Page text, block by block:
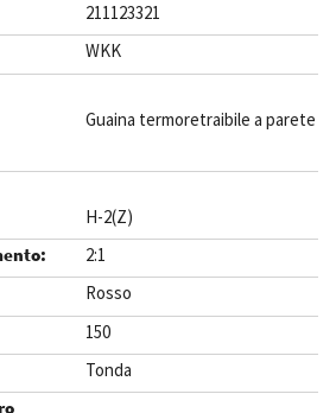
211123321
WKK
Guaina termoretraibile a parete
H-2(Z)
2:1
Rosso
150
Tonda